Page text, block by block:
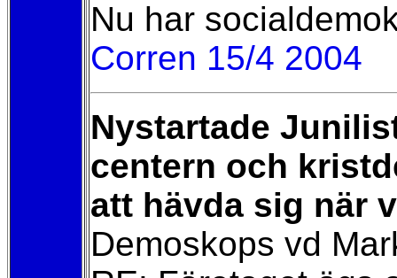
Nu har
Corren 15/4 2004
Nystartade
centern och
att hävda sig när
Demoskops vd